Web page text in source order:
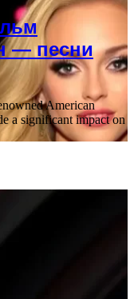
— песни
American
a significant impact on